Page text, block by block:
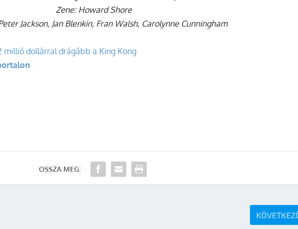
Zene: Howard Shore
Jackson, Jan Blenkin, Fran Walsh, Carolynne Cunningham
millió dollárral drágább a King Kong
OSSZA MEG: